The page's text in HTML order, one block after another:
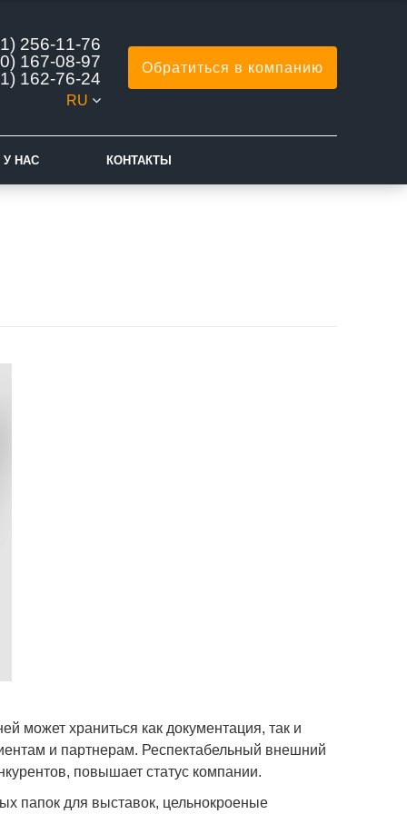
256-11-76
167-08-97
162-76-24
RU
Обратиться в компанию
У НАС КОНТАКТЫ
может храниться как документация, так и
и партнерам. Респектабельный внешний
повышает статус компании.
папок для выставок, цельнокроеные